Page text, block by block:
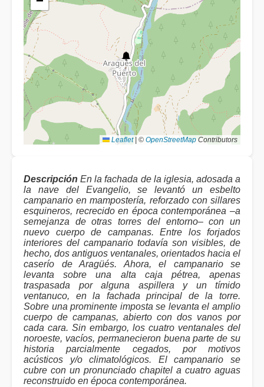
Leaflet © OpenStreetMap Contributors
Descripción En la fachada de la iglesia, adosada a
la nave del Evangelio, se levantó un esbelto
campanario en mampostería, reforzado con sillares
esquineros, recrecido en época contemporánea –a
semejanza de otras torres del entorno– con un
nuevo cuerpo de campanas. Entre los forjados
interiores del campanario todavía son visibles, de
hecho, dos antiguos ventanales, orientados hacia el
caserío de Aragüés. Ahora, el campanario se
levanta sobre una alta caja pétrea, apenas
traspasada por alguna aspillera y un tímido
ventanuco, en la fachada principal de la torre.
Sobre una prominente imposta se levanta el amplio
cuerpo de campanas, abierto con dos vanos por
cada cara. Sin embargo, los cuatro ventanales del
noroeste, vacíos, permanecieron buena parte de su
historia parcialmente cegados, por motivos
acústicos y/o climatológicos. El campanario se
cubre con un pronunciado chapitel a cuatro aguas
reconstruido en época contemporánea.